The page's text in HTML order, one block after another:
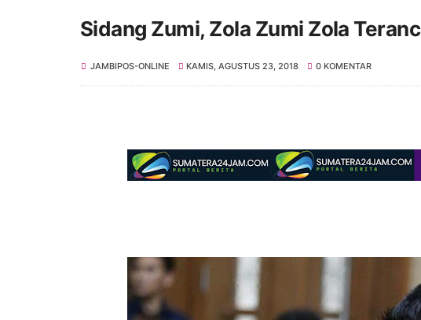
Sidang Zumi, Zola Zumi Zola
JAMBIPOS-ONLINE KAMIS, AGUSTUS 23, 2018 0 KOMENTAR